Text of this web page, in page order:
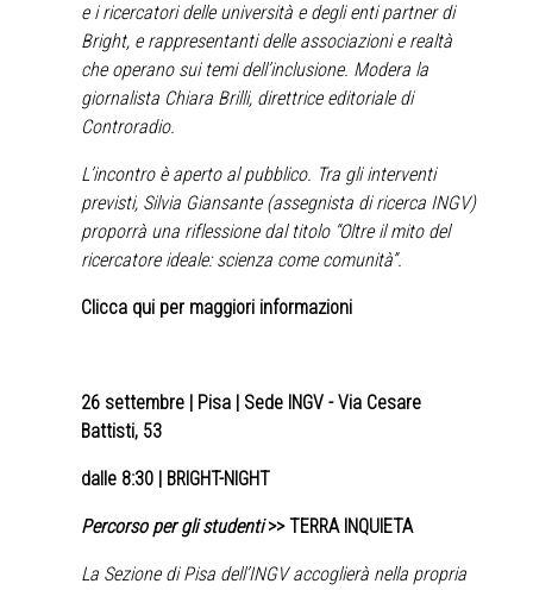
e i ricercatori delle università e degli enti partner di
Bright, e rappresentanti delle associazioni e realtà
che operano sui temi dell’inclusione. Modera la
giornalista Chiara Brilli, direttrice editoriale di
Controradio.
L’incontro è aperto al pubblico. Tra gli interventi
previsti, Silvia Giansante (assegnista di ricerca INGV)
proporrà una riflessione dal titolo “Oltre il mito del
ricercatore ideale: scienza come comunità”.
Clicca qui per maggiori informazioni
26 settembre | Pisa | Sede INGV - Via Cesare
Battisti, 53
dalle 8:30 | BRIGHT-NIGHT
Percorso per gli studenti>> TERRA INQUIETA
La Sezione di Pisa dell’INGV accoglierà nella propria